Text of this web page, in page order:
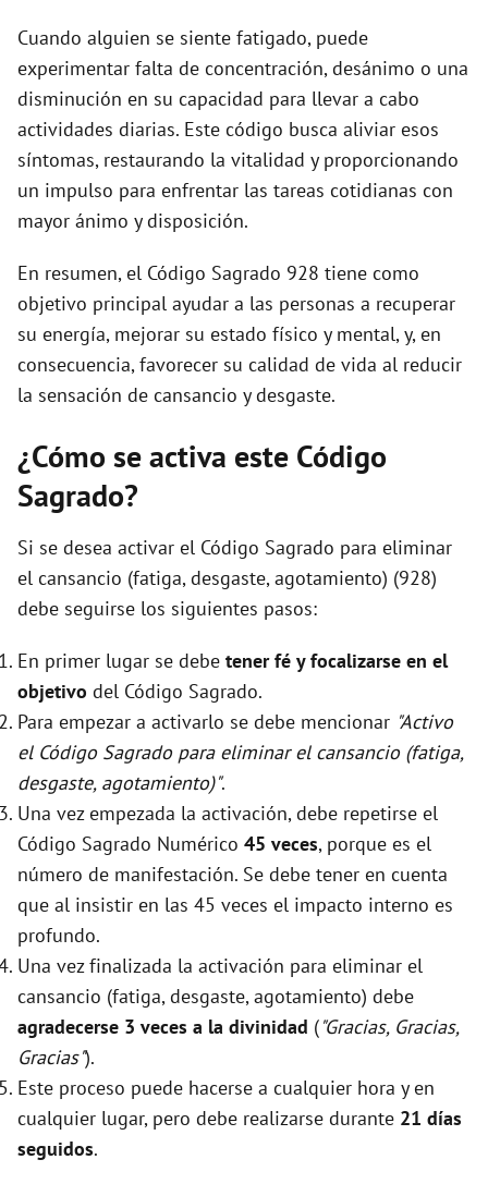
Cuando alguien se siente fatigado, puede
experimentar falta de concentración, desánimo o una
disminución en su capacidad para llevar a cabo
actividades diarias. Este código busca aliviar esos
síntomas, restaurando la vitalidad y proporcionando
un impulso para enfrentar las tareas cotidianas con
mayor ánimo y disposición.
En resumen, el Código Sagrado 928 tiene como
objetivo principal ayudar a las personas a recuperar
su energía, mejorar su estado físico y mental, y, en
consecuencia, favorecer su calidad de vida al reducir
la sensación de cansancio y desgaste.
¿Cómo se activa este Código
Sagrado?
Si se desea activar el Código Sagrado para eliminar
el cansancio (fatiga, desgaste, agotamiento) (928)
debe seguirse los siguientes pasos:
En primer lugar se debe tener fé y focalizarse en el
objetivo del Código Sagrado.
Para empezar a activarlo se debe mencionar "Activo
el Código Sagrado para eliminar el cansancio (fatiga,
desgaste, agotamiento)".
Una vez empezada la activación, debe repetirse el
Código Sagrado Numérico 45 veces, porque es el
número de manifestación. Se debe tener en cuenta
que al insistir en las 45 veces el impacto interno es
profundo.
Una vez finalizada la activación para eliminar el
cansancio (fatiga, desgaste, agotamiento) debe
agradecerse 3 veces a la divinidad ("Gracias, Gracias,
Gracias").
Este proceso puede hacerse a cualquier hora y en
cualquier lugar, pero debe realizarse durante 21 días
seguidos.